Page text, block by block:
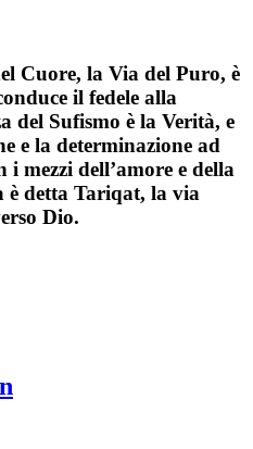
Cuore, la Via del Puro, è
il fedele alla
del Sufismo è la Verità, e
e la determinazione ad
mezzi dell’amore e della
è detta Tariqat, la via
Dio.